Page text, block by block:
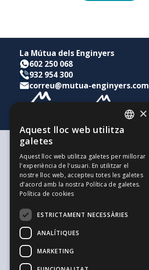
La Mútua dels Enginyers
602 250 068
932 954 300
correu@mutua-enginyers.com
Segons les teves necessitats
Per a tu i la teva família
Per als teus estalvis i inversions
Per a la teva empresa
L'alternativa als Autònoms
Treballa amb nosaltres
El Blog de l'Enginyeria
Blog de Joves Inspirit Mútua
El Blog de Serpreco
Suggeriments i Reclamacions
Informació general i seguretat
ENGLISH
×
Aquest lloc web utilitza
galetes
Aquest lloc web utilitza galetes per millorar
l'experiència de l'usuari. En utilitzar el
nostre lloc web, accepteu totes les galetes
d’acord amb la nostra Política de galetes.
Política de cookies
ESTRICTAMENT NECESSÀRIES
ANALÍTIQUES
MARKETING